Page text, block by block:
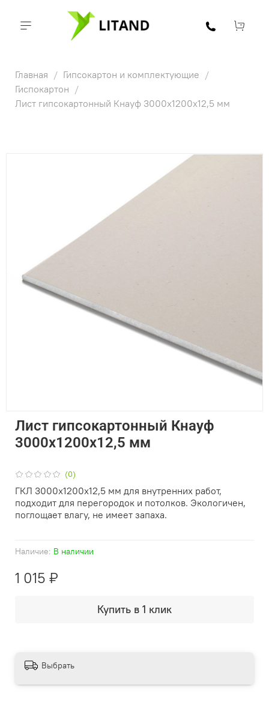
Главная
Гипсокартон и комплектующие
Гиспокартон
Лист гипсокартонный Кнауф 3000х1200х12,5 мм
(0)
Наличие: В наличии
Лист гипсокартонный Кнауф
3000х1200х12,5 мм
1 015 ₽
Купить в 1 клик
ГКЛ 3000х1200х12,5 мм для внутренних работ,
подходит для перегородок и потолков. Экологичен,
поглощает влагу, не имеет запаха.
Выбрать